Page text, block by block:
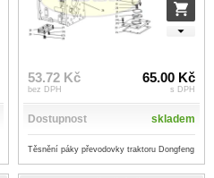
53.72 Kč
bez DPH
65.00 Kč
s DPH
Dostupnost skladem
Těsnění páky převodovky traktoru Dongfeng